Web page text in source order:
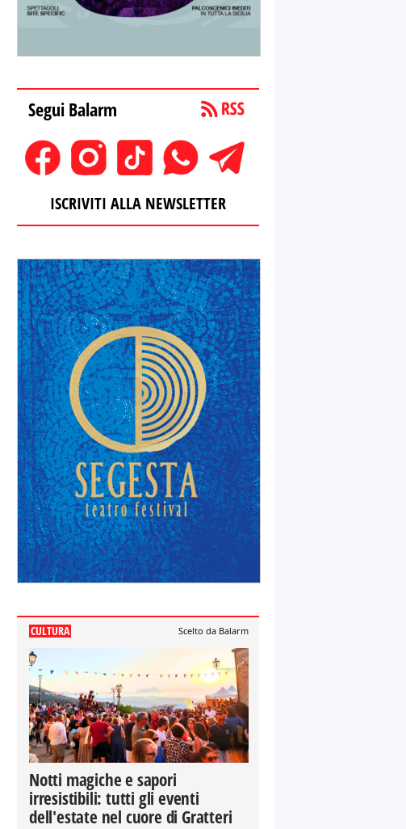
Segui Balarm
ISCRIVITI ALLA NEWSLETTER
CULTURA Scelto da Balarm
Notti magiche e sapori
irresistibili: tutti gli eventi
dell'estate nel cuore di Gratteri